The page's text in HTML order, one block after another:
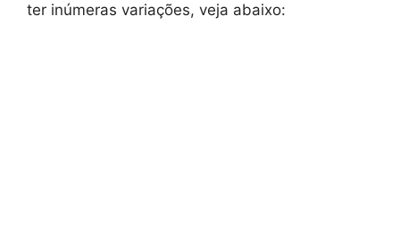
ter inúmeras variações, veja abaixo: